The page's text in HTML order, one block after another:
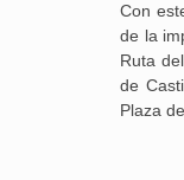
Con
de la
Ruta
de
Plaza